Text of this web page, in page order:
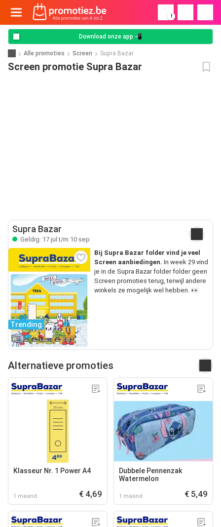
!
Download onze app 📲
Alle promoties Screen Supra Bazar
Screen promotie Supra Bazar
Supra Bazar
Geldig: 17 jul t/m 10 sep
Trending
Bij Supra Bazar folder vind je veel
Screen aanbiedingen. In week 29 vind
je in de Supra Bazar folder folder geen
Screen promoties terug, terwijl andere
winkels ze mogelijk wel hebben. 👀
Alternatieve promoties
Klasseur Nr. 1 Power A4
1 maand € 4,69
Dubbele Pennenzak
Watermelon
1 maand € 5,49